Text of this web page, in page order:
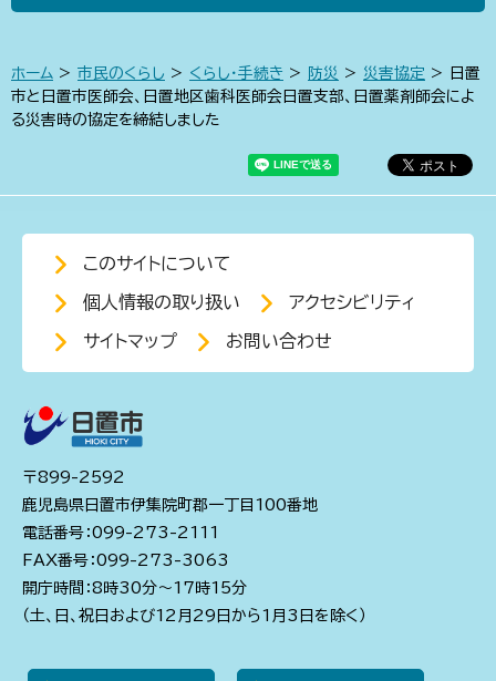
ホーム > 市民のくらし > くらし・手続き > 防災 > 災害協定 > 日置
市と日置市医師会、日置地区歯科医師会日置支部、日置薬剤師会によ
る災害時の協定を締結しました
このサイトについて
個人情報の取り扱い アクセシビリティ
サイトマップ お問い合わせ
〒899-2592
鹿児島県日置市伊集院町郡一丁目100番地
電話番号：099-273-2111
FAX番号：099-273-3063
開庁時間：8時30分～17時15分
（土、日、祝日および12月29日から1月3日を除く）